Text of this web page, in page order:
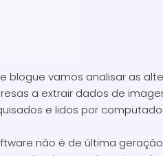
blogue vamos analisar as
a extrair dados de
e lidos por
não é de última